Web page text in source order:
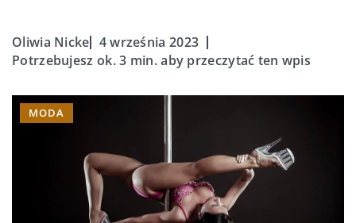
Oliwia Nicke 4 września 2023
Potrzebujesz ok. 3 min. aby przeczytać ten wpis
MODA